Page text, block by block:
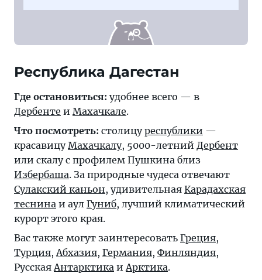
Республика Дагестан
Где остановиться: удобнее всего — в
Дербенте и Махачкале.
Что посмотреть: столицуреспублики —
красавицуМахачкалу, 5000-летний Дербент
или скалу с профилем Пушкина близ
Избербаша. За природные чудеса отвечают
Сулакский каньон, удивительная Карадахская
теснина и аул Гуниб, лучший климатический
курорт этого края.
Вас также могут заинтересовать Греция,
Турция,Абхазия, Германия, Финляндия,
РусскаяАнтарктика иАрктика.